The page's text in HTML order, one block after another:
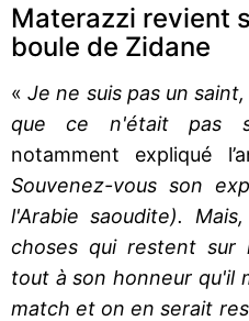
Materazzi revient
boule de Zidane
« Je ne suis pas un
que ce n'était pas
notamment expliqué
Souvenez-vous son
l'Arabie saoudite).
choses qui restent
tout à son honneur qu'il
match et on en serait